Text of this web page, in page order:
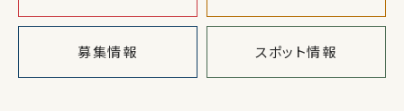
募集情報 スポット情報